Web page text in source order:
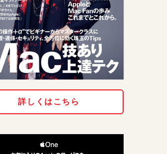
詳しくはこちら